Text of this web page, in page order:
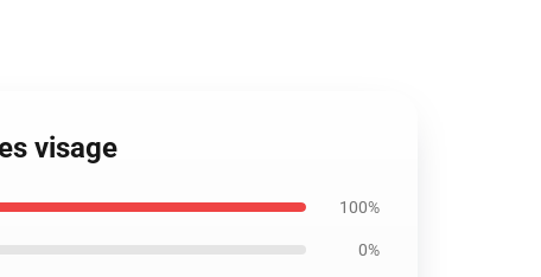
visage
100%
0%